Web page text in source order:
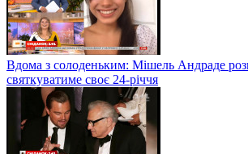
Вдома з солоденьким: Мішель Андраде
святкуватиме своє 24-річчя